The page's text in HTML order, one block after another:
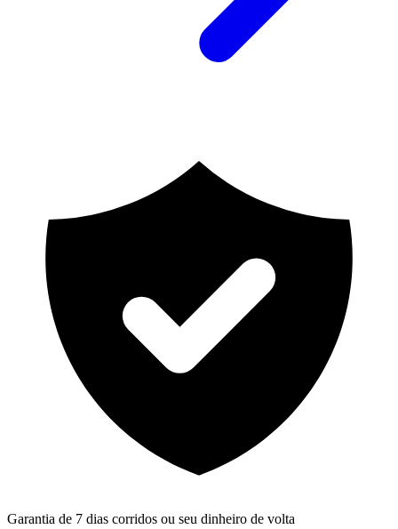
Garantia de 7 dias corridos ou seu dinheiro de volta